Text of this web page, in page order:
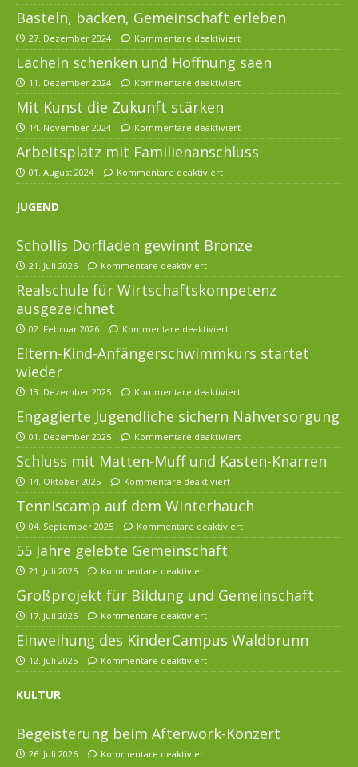
Basteln, backen, Gemeinschaft erleben
27. Dezember 2024 Kommentare deaktiviert
Lächeln schenken und Hoffnung säen
11. Dezember 2024 Kommentare deaktiviert
Mit Kunst die Zukunft stärken
14. November 2024 Kommentare deaktiviert
Arbeitsplatz mit Familienanschluss
01. August 2024 Kommentare deaktiviert
JUGEND
Schollis Dorfladen gewinnt Bronze
21. Juli 2026 Kommentare deaktiviert
Realschule für Wirtschaftskompetenz
ausgezeichnet
02. Februar 2026 Kommentare deaktiviert
Eltern-Kind-Anfängerschwimmkurs startet
wieder
13. Dezember 2025 Kommentare deaktiviert
Engagierte Jugendliche sichern Nahversorgung
01. Dezember 2025 Kommentare deaktiviert
Schluss mit Matten-Muff und Kasten-Knarren
14. Oktober 2025 Kommentare deaktiviert
Tenniscamp auf dem Winterhauch
04. September 2025 Kommentare deaktiviert
55 Jahre gelebte Gemeinschaft
21. Juli 2025 Kommentare deaktiviert
Großprojekt für Bildung und Gemeinschaft
17. Juli 2025 Kommentare deaktiviert
Einweihung des KinderCampus Waldbrunn
12. Juli 2025 Kommentare deaktiviert
KULTUR
Begeisterung beim Afterwork-Konzert
26. Juli 2026 Kommentare deaktiviert